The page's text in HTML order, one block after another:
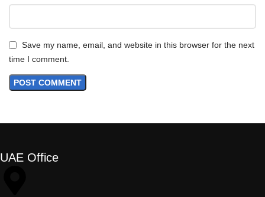
Save my name, email, and website in this browser for the next
time I comment.
UAE Office